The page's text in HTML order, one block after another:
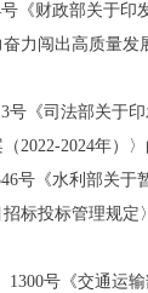
号《财政部关于印
力闯出高质量发
号《司法部关于
2022-2024年）〉
号《水利部关于
招标投标管理规定
1300号《交通运